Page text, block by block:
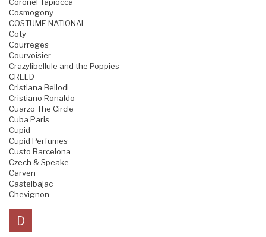
Coronel Tapiocca
Cosmogony
COSTUME NATIONAL
Coty
Courreges
Courvoisier
Crazylibellule and the Poppies
CREED
Cristiana Bellodi
Cristiano Ronaldo
Cuarzo The Circle
Cuba Paris
Cupid
Cupid Perfumes
Custo Barcelona
Czech & Speake
Carven
Castelbajac
Chevignon
D